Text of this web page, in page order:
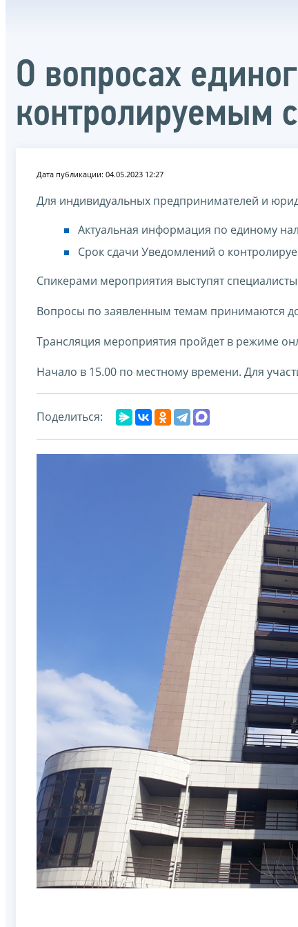
О вопросах
контролируемым
Дата публикации: 04.05.2023 12:27
Для индивидуальных предпринимателей и
Актуальная информация по единому
Срок сдачи Уведомлений о
Спикерами мероприятия выступят
Вопросы по заявленным темам принимаются
Трансляция мероприятия пройдет в режиме
Начало в 15.00 по местному времени. Для
Поделиться: